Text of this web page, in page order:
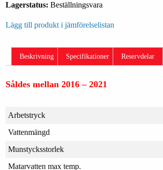
Lagerstatus: Beställningsvara
Lägg till produkt i jämförelselistan
Beskrivning Specifikationer Reservdelar
Såldes mellan 2016 – 2021
Arbetstryck
Vattenmängd
Munstycksstorlek
Matarvatten max temp.